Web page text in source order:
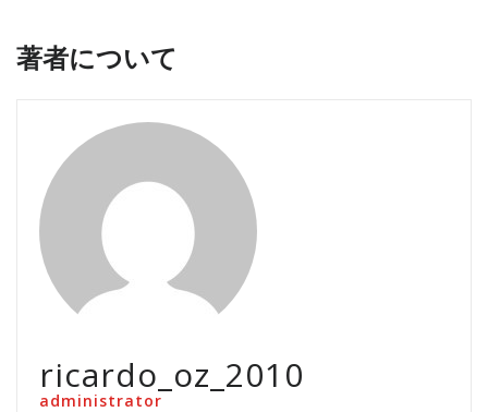
著者について
ricardo_oz_2010
administrator